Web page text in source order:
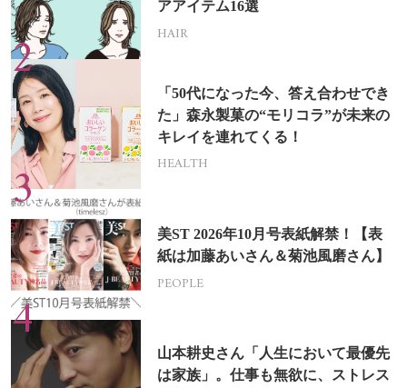
アアイテム16選
HAIR
「50代になった今、答え合わせでき
た」森永製菓の“モリコラ”が未来の
キレイを連れてくる！
HEALTH
美ST 2026年10月号表紙解禁！【表
紙は加藤あいさん＆菊池風磨さん】
PEOPLE
山本耕史さん「人生において最優先
は家族」。仕事も無欲に、ストレス